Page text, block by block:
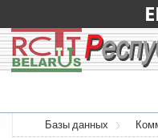
Базы данных